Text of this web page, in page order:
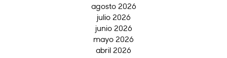
agosto 2026
julio 2026
junio 2026
mayo 2026
abril 2026